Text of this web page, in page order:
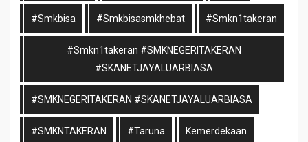
#smkbisa #smkbisasmkhebat #smkn1takeran
#smkn1takeran #SMKNEGERITAKERAN
#SKANETJAYALUARBIASA
#SMKNEGERITAKERAN #SKANETJAYALUARBIASA
#SMKNTAKERAN #taruna Kemerdekaan